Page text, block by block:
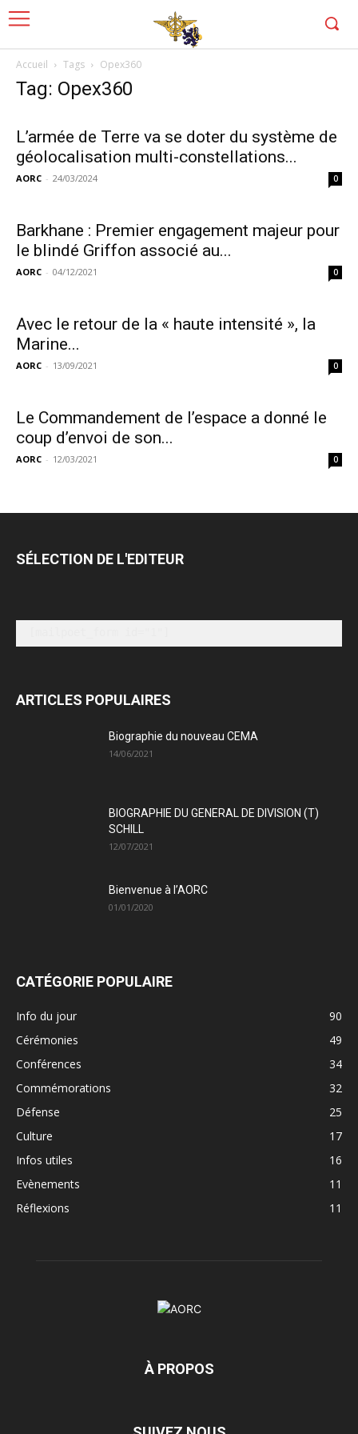
Accueil Tags Opex360
Tag: Opex360
L’armée de Terre va se doter du système de
géolocalisation multi-constellations...
AORC - 24/03/2024 0
Barkhane : Premier engagement majeur pour
le blindé Griffon associé au...
AORC - 04/12/2021 0
Avec le retour de la « haute intensité », la
Marine...
AORC - 13/09/2021 0
Le Commandement de l’espace a donné le
coup d’envoi de son...
AORC - 12/03/2021 0
SÉLECTION DE L'EDITEUR
ARTICLES POPULAIRES
Biographie du nouveau CEMA
14/06/2021
BIOGRAPHIE DU GENERAL DE DIVISION (T)
SCHILL
12/07/2021
Bienvenue à l’AORC
01/01/2020
CATÉGORIE POPULAIRE
Info du jour
90
Cérémonies
49
Conférences
34
Commémorations
32
Défense
25
Culture
17
Infos utiles
16
Evènements
11
Réflexions
11
À PROPOS